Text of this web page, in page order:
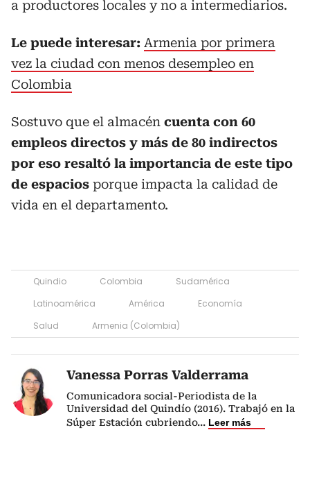
a productores locales y no a intermediarios.
Le puede interesar: Armenia por primera
vez la ciudad con menos desempleo en
Colombia
Sostuvo que el almacén cuenta con 60
empleos directos y más de 80 indirectos
por eso resaltó la importancia de este tipo
de espacios porque impacta la calidad de
vida en el departamento.
Quindio Colombia
Sudamérica
Latinoamérica
América
Economía
Salud
Armenia (Colombia)
Vanessa Porras Valderrama
Comunicadora social-Periodista de la
Universidad del Quindío (2016). Trabajó en la
Súper Estación cubriendo... Leer más